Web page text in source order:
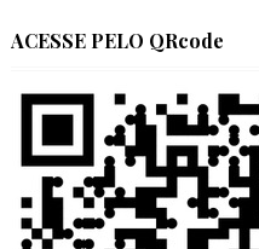
ACESSE PELO QRcode